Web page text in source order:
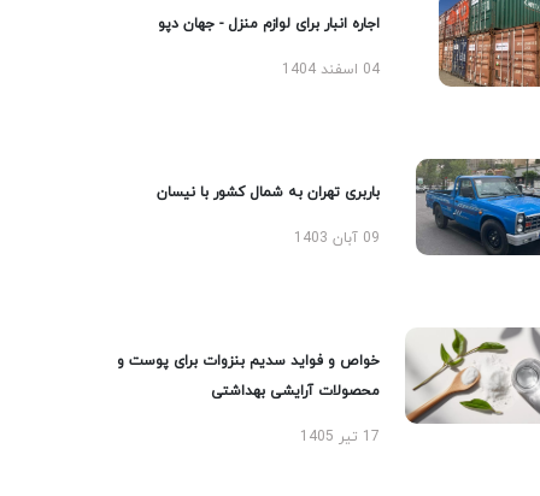
اجاره انبار برای لوازم منزل - جهان دپو
04 اسفند 1404
باربری تهران به شمال کشور با نیسان
09 آبان 1403
خواص و فواید سدیم بنزوات برای پوست و
محصولات آرایشی بهداشتی
17 تیر 1405